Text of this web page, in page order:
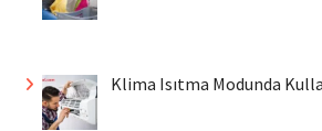
Klima Isıtma Modunda